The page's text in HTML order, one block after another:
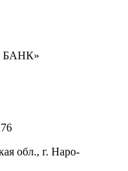
БАНК»
обл., г. Наро-